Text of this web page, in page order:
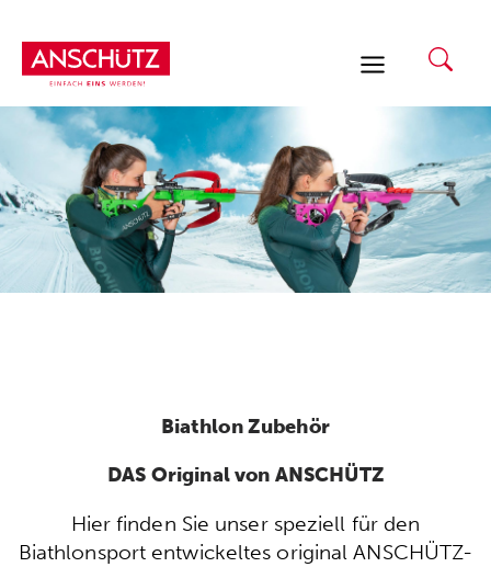
Inhalt
springen
Biathlon Zubehör
DAS Original von ANSCHÜTZ
Hier finden Sie unser speziell für den
Biathlonsport entwickeltes original ANSCHÜTZ-